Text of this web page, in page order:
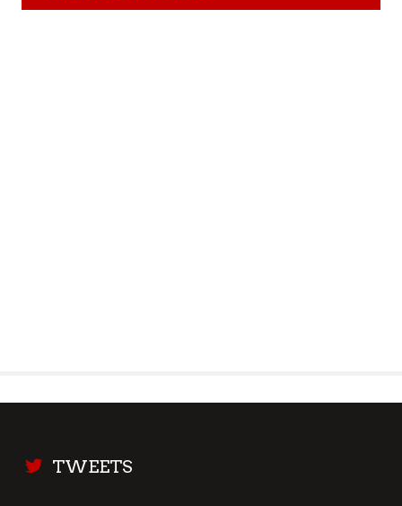
TWEETS